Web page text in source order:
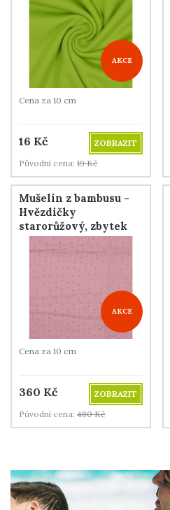
AKCE
Cena za 10 cm
16 Kč
ZOBRAZIT
Původní cena: 19 Kč
Mušelín z bambusu -
Hvězdičky
starorůžový, zbytek
120 cm
AKCE
Cena za 10 cm
360 Kč
ZOBRAZIT
Původní cena: 480 Kč